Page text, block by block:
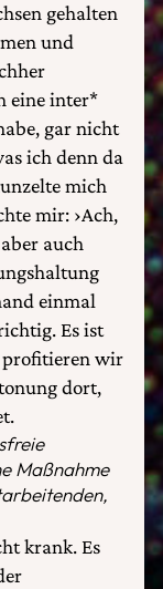
gehalten
und
eine inter*
gar nicht
ich denn da
mich
mir: ›Ach,
auch
einmal
Es ist
profitieren wir
dort,
Maßnahme
krank. Es